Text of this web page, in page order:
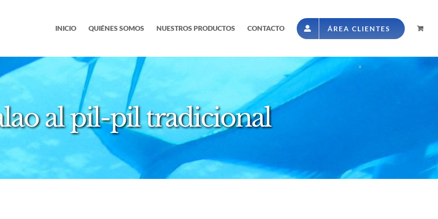
INICIO QUIÉNES SOMOS NUESTROS PRODUCTOS CONTACTO ÁREA CLIENTES
al pil-pil tradicional